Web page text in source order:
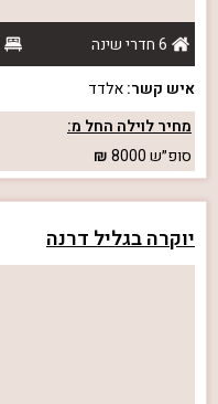
6 חדרי שינה
איש קשר:אלדד
מחיר לוילה החל מ:
סופ״ש8000
יוקרה בגליל דרנה